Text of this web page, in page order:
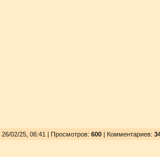
02/25, 06:41 | Просмотров: 600| Комментариев: